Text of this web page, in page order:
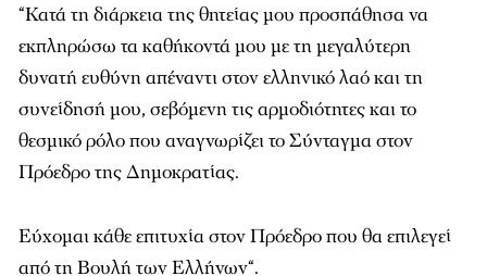
“Κατά τη διάρκεια της θητείας μου προσπάθησα να
εκπληρώσω τα καθήκοντά μου με τη μεγαλύτερη
δυνατή ευθύνη απέναντι στον ελληνικό λαό και τη
συνείδησή μου, σεβόμενη τις αρμοδιότητες και το
θεσμικό ρόλο που αναγνωρίζει το Σύνταγμα στον
Πρόεδρο της Δημοκρατίας.
Εύχομαι κάθε επιτυχία στον Πρόεδρο που θα επιλεγεί
από τη Βουλή των Ελλήνων“.